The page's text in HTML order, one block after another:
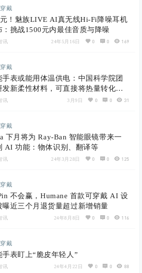
戴
！魅族LIVE AI真无线Hi-Fi降噪耳机
：挑战1500元内最佳音质与降噪
讯 24年5月16日 0 0 169
戴
手表或能用体温供电：中国科学院团
发新柔性材料，可直接将热量转化为
讯 3月9日 0 0 31
戴
下月将为 Ray-Ban 智能眼镜带来一
AI 功能：物体识别、翻译等
讯 24年3月28日 0 0 125
戴
不会赢，Humane 首款可穿戴 AI 设
曝近三个月退货量超过新增销量
讯 24年8月8日 0 0 116
戴
手表盯上“脆皮年轻人”
讯 24年4月22日 0 0 88